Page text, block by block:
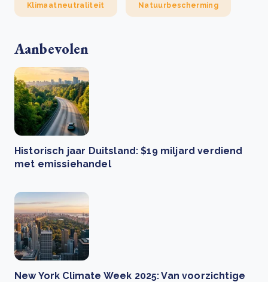
Klimaatneutraliteit Natuurbescherming
Aanbevolen
Historisch jaar Duitsland: $19 miljard verdiend
met emissiehandel
New York Climate Week 2025: Van voorzichtige